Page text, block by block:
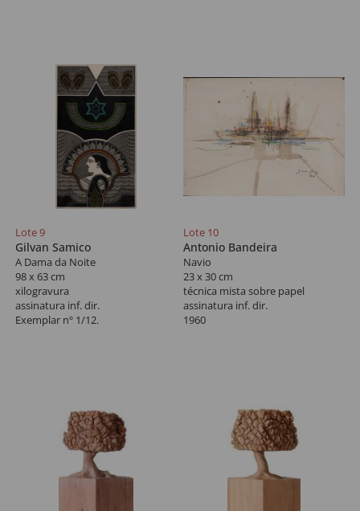
Lote 9
Gilvan Samico
A Dama da Noite
98 x 63 cm
xilogravura
assinatura inf. dir.
Exemplar nº 1/12.
Lote 10
Antonio Bandeira
Navio
23 x 30 cm
técnica mista sobre papel
assinatura inf. dir.
1960